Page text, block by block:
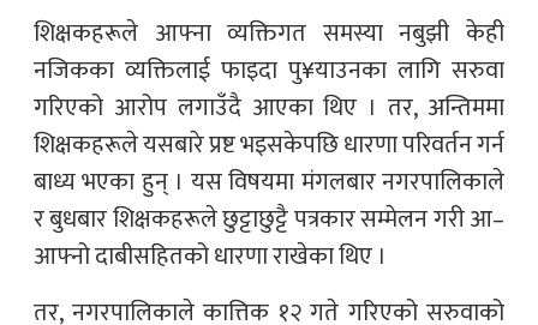
शिक्षकहरूले आफ्ना व्यक्तिगत समस्या नबुझी केही
नजिकका व्यक्तिलाई फाइदा पु¥याउनका लागि सरुवा
गरिएको आरोप लगाउँदै आएका थिए । तर, अन्तिममा
शिक्षकहरूले यसबारे प्रष्ट भइसकेपछि धारणा परिवर्तन गर्न
बाध्य भएका हुन् । यस विषयमा मंगलबार नगरपालिकाले
र बुधबार शिक्षकहरूले छुट्टाछुट्टै पत्रकार सम्मेलन गरी आ–
आफ्नो दाबीसहितको धारणा राखेका थिए ।
तर, नगरपालिकाले कात्तिक १२ गते गरिएको सरुवाको